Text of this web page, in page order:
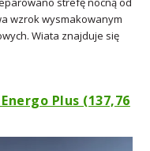
wzrok wysmakowanym
Wiata znajduje się
Plus (137,76